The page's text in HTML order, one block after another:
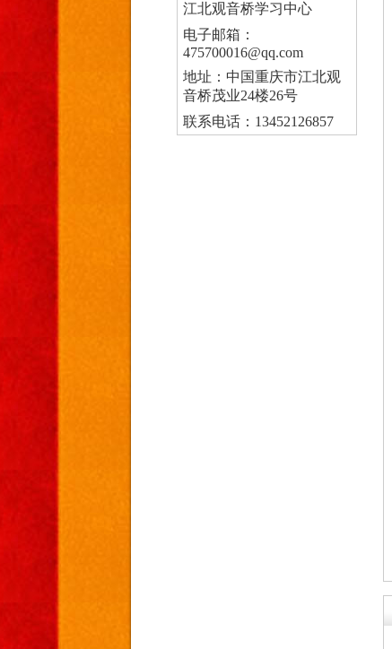
江北观音桥学习中心
电子邮箱：
475700016@qq.com
地址：中国重庆市江北观
音桥茂业24楼26号
联系电话：13452126857